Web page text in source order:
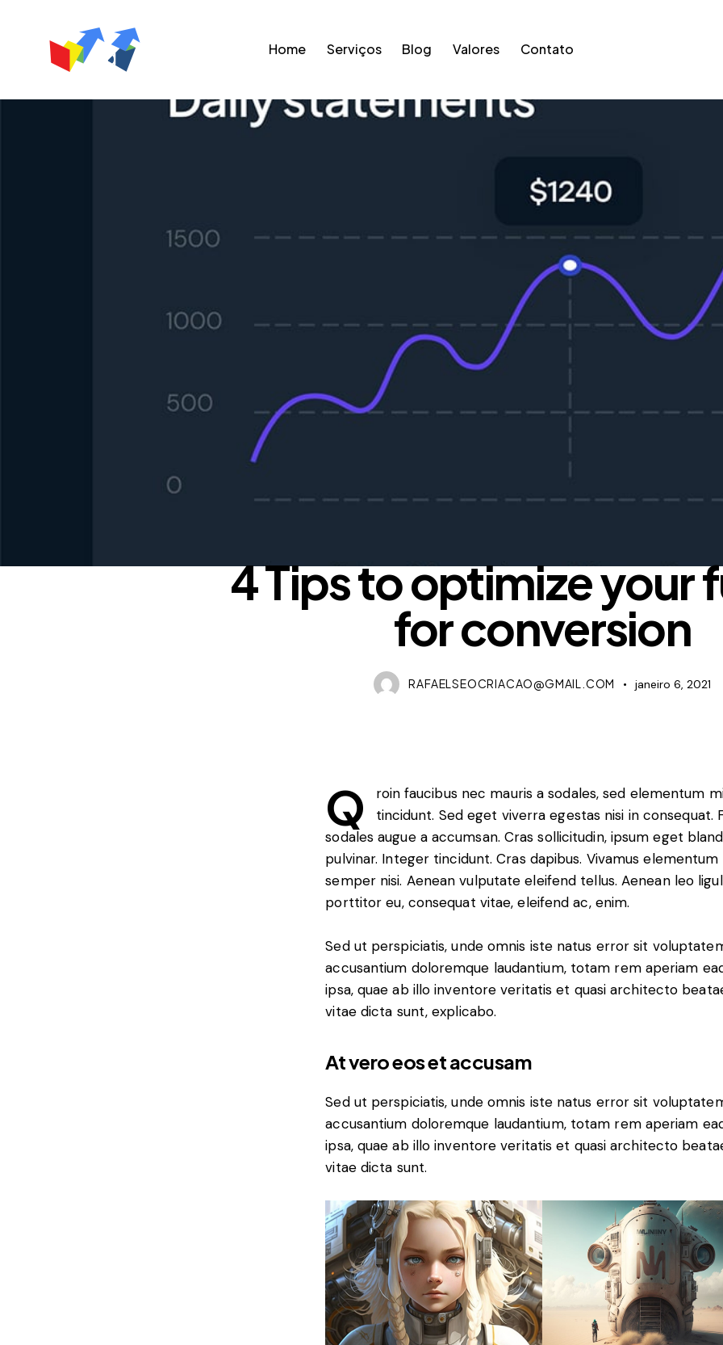
Home Serviços Blog Valores Contato
4 Tips to optimize your
for conversion
RAFAELSEOCRIACAO@GMAIL.COM janeiro 6, 2021
Q
roin faucibus nec mauris a sodales, sed elementum
tincidunt. Sed eget viverra egestas nisi in consequat.
sodales augue a accumsan. Cras sollicitudin, ipsum eget
pulvinar. Integer tincidunt. Cras dapibus. Vivamus elementum
semper nisi. Aenean vulputate eleifend tellus. Aenean leo
porttitor eu, consequat vitae, eleifend ac, enim.
Sed ut perspiciatis, unde omnis iste natus error sit
accusantium doloremque laudantium, totam rem aperiam
ipsa, quae ab illo inventore veritatis et quasi architecto
vitae dicta sunt, explicabo.
At vero eos et accusam
Sed ut perspiciatis, unde omnis iste natus error sit
accusantium doloremque laudantium, totam rem aperiam
ipsa, quae ab illo inventore veritatis et quasi architecto
vitae dicta sunt.